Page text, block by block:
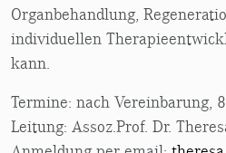
Organbehandlung,
individuellen
kann.
Termine: nach Vereinbarung,
Leitung: Assoz.Prof. Dr.